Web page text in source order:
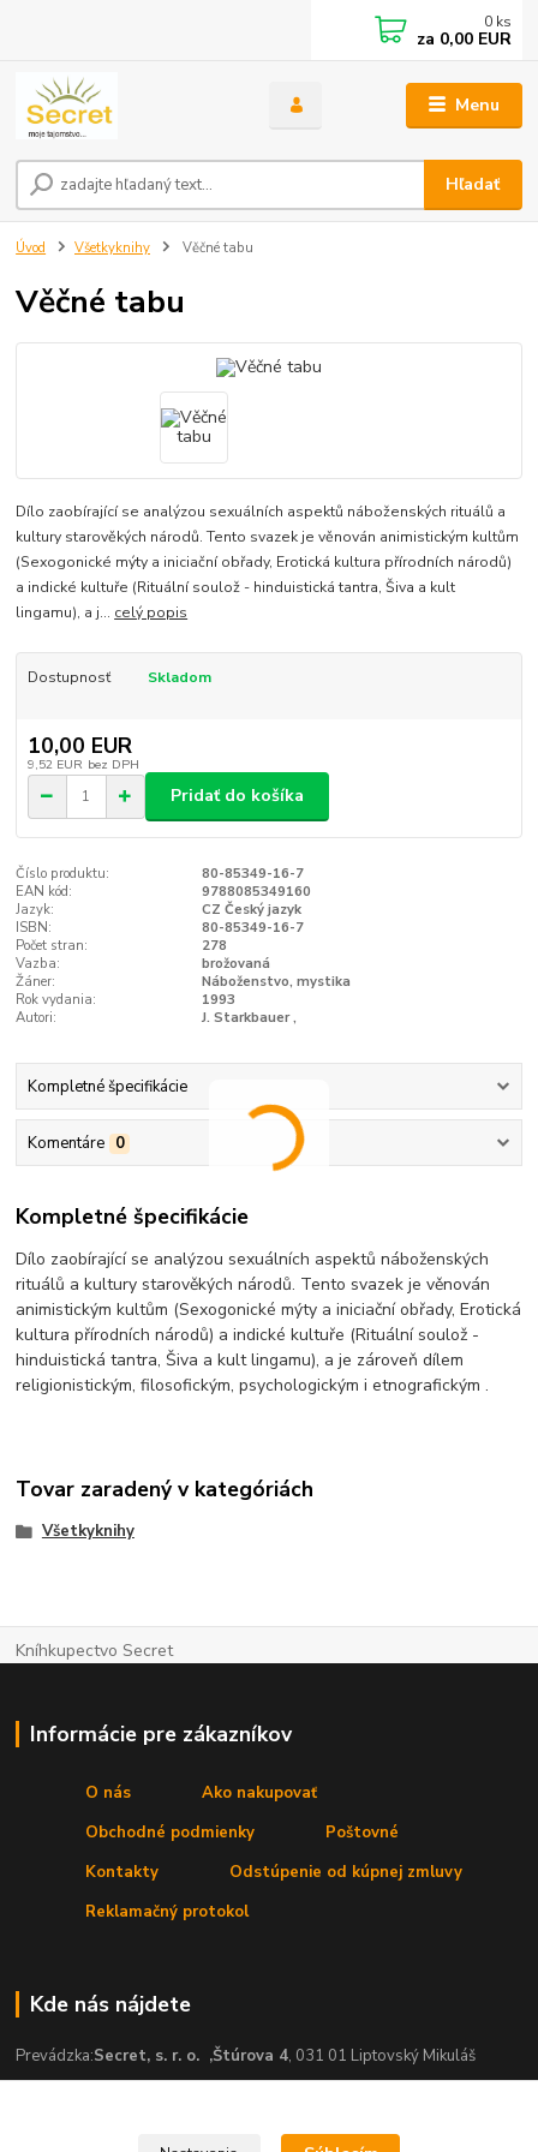
Menu
Hľadať
0 ks
za 0,00 EUR
Úvod Všetkyknihy Věčné tabu
Věčné tabu
Dílo zaobírající se analýzou sexuálních aspektů náboženských rituálů a
kultury starověkých národů. Tento svazek je věnován animistickým kultům
(Sexogonické mýty a iniciační obřady, Erotická kultura přírodních národů)
a indické kultuře (Rituální soulož - hinduistická tantra, Šiva a kult
lingamu), a j... celý popis
Dostupnosť Skladom
10,00 EUR
9,52 EUR bez DPH
Pridať do košíka
Číslo produktu:
80-85349-16-7
EAN kód:
9788085349160
Jazyk:
CZ Český jazyk
ISBN:
80-85349-16-7
Počet stran:
278
Vazba:
brožovaná
Žáner:
Náboženstvo, mystika
Rok vydania:
1993
Autori:
J. Starkbauer ,
Kompletné špecifikácie
Komentáre 0
Kompletné špecifikácie
Dílo zaobírající se analýzou sexuálních aspektů náboženských
rituálů a kultury starověkých národů. Tento svazek je věnován
animistickým kultům (Sexogonické mýty a iniciační obřady, Erotická
kultura přírodních národů) a indické kultuře (Rituální soulož -
hinduistická tantra, Šiva a kult lingamu), a je zároveň dílem
religionistickým, filosofickým, psychologickým i etnografickým .
Tovar zaradený v kategóriách
Všetkyknihy
Kníhkupectvo Secret
Informácie pre zákazníkov
O nás
Ako nakupovať
Obchodné podmienky
Poštovné
Kontakty
Odstúpenie od kúpnej zmluvy
Reklamačný protokol
Kde nás nájdete
Prevádzka:Secret, s. r. o. ,Štúrova 4, 031 01 Liptovský Mikuláš